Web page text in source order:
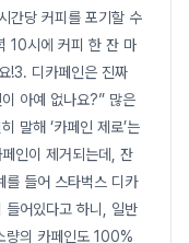
간당 커피를 포기할 수
10시에 커피 한 잔 마
!3. 디카페인은 진짜
이 아예 없나요?” 많은
말해 ‘카페인 제로’는
인이 제거되는데, 잔
들어 스타벅스 디카
어있다고 하니, 일반
량의 카페인도 100%